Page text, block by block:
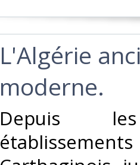
‎L'Algérie
moderne.‎
‎Depuis